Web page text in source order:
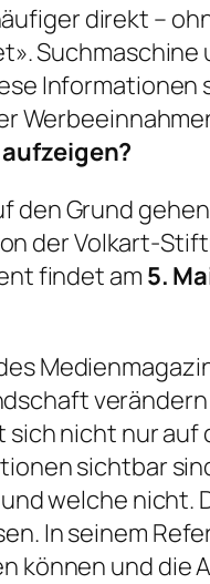
direkt –
Suchmaschine
Informationen
Grund
der Volkart-
findet am 5.
nicht nur auf
sichtbar
welche nicht.
In seinem
können und die